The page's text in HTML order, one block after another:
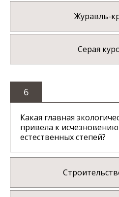
Журавль-
Серая
6
Какая главная
привела к
естественных степей?